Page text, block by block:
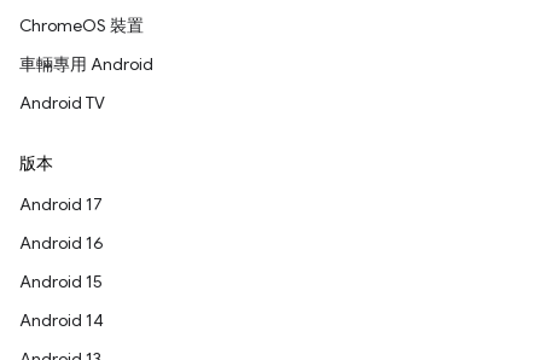
ChromeOS 裝置
車輛專用 Android
Android TV
版本
Android 17
Android 16
Android 15
Android 14